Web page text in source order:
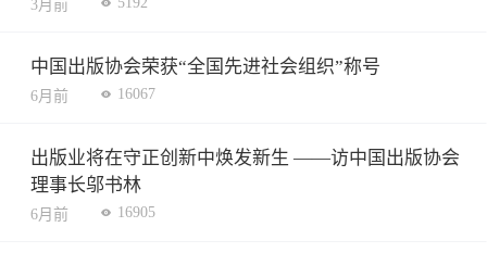
3月前
中国出版协会荣获“全国先进社会组织”称号
6月前 16067
出版业将在守正创新中焕发新生 ——访中国出版协会
理事长邬书林
6月前 16905